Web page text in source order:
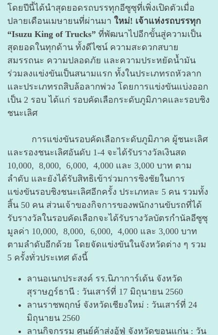
โดยปีนี้ได้นำสุดยอดรถบรรทุกอีซูซุที่เพิ่งเปิดตัวเมื่อ
ปลายเดือนเมษายนที่ผ่านมา ใหม่! เจ้าแห่งรถบรรทุก
“Isuzu King of Trucks” ที่พัฒนาไปอีกขั้นสู่ความเป็น
สุดยอดในทุกด้าน ทั้งดีไซน์ ความสะดวกสบาย
สมรรถนะ ความปลอดภัย และความประหยัดน้ำมัน
ร่วมลงแข่งขันเป็นสนามแรก ทั้งในประเภทรถหัวลาก
และประเภทรถสิบล้อลากพ่วง โดยการแข่งขันแบ่งออก
เป็น 2 รอบ ได้แก่ รอบคัดเลือกระดับภูมิภาคและรอบชิง
ชนะเลิศ
การแข่งขันรอบคัดเลือกระดับภูมิภาค ผู้ชนะเลิศ
และรองชนะเลิศอันดับ 1-4 จะได้รับรางวัลเงินสด
10,000, 8,000, 6,000, 4,000 และ 3,000 บาท ตาม
ลำดับ และยังได้รับสิทธิเข้าร่วมการชิงชัยในการ
แข่งขันรอบชิงชนะเลิศอีกครั้ง ประเภทละ 5 คน รวมทั้ง
สิ้น 50 คน ส่วนเจ้าของกิจการของพนักงานขับรถที่ได้
รับรางวัลในรอบคัดเลือกจะได้รับรางวัลบัตรกำนัลอีซูซุ
มูลค่า 10,000, 8,000, 6,000, 4,000 และ 3,000 บาท
ตามลำดับอีกด้วย โดยจัดแข่งขันในจังหวัดต่าง ๆ รวม
5 ครั้งทั่วประเทศ ดังนี้
ลานอเนกประสงค์ รร.นิภาการ์เด้น จังหวัด
สุราษฎร์ธานี : วันเสาร์ที่ 17 มิถุนายน 2560
ลานราชพฤกษ์ จังหวัดเชียงใหม่ : วันเสาร์ที่ 24
มิถุนายน 2560
ลานกิจกรรม ศูนย์ค้าส่งอู้ฟู่ จังหวัดขอนแก่น : วัน